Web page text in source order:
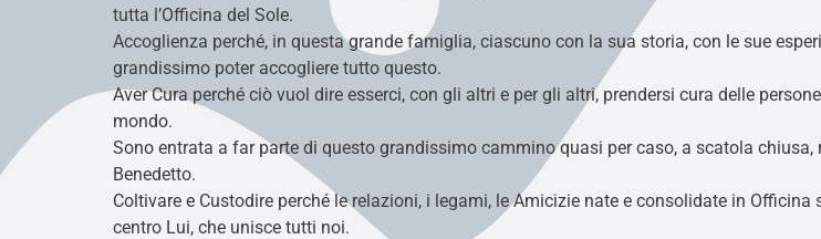
tutta l’Officina del Sole.
Accoglienza perché, in questa grande famiglia, ciascuno con la sua storia, con le sue
grandissimo poter accogliere tutto questo.
Aver Cura perché ciò vuol dire esserci, con gli altri e per gli altri, prendersi cura delle
mondo.
Sono entrata a far parte di questo grandissimo cammino quasi per caso, a scatola
Benedetto.
Coltivare e Custodire perché le relazioni, i legami, le Amicizie nate e consolidate in
centro Lui, che unisce tutti noi.